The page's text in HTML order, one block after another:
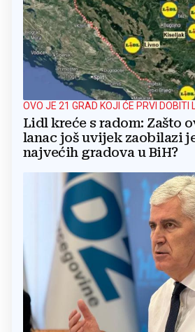
OVO JE 21 GRAD KOJI ĆE PRVI DOBITI
Lidl kreće s radom: Zašto
lanac još uvijek zaobilazi
najvećih gradova u BiH?